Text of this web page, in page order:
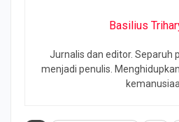
Basilius
Jurnalis dan editor. Separuh
menjadi penulis.